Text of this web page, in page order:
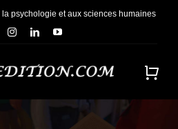
la psychologie et aux sciences humaines